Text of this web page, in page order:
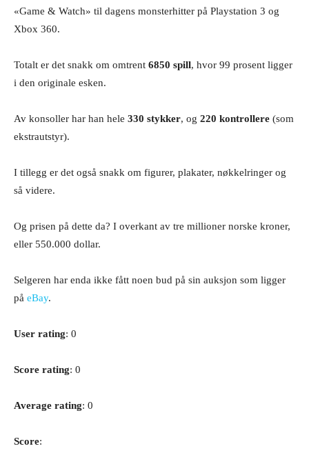
«Game & Watch» til dagens monsterhitter på Playstation 3 og
Xbox 360.
Totalt er det snakk om omtrent 6850 spill, hvor 99 prosent ligger
i den originale esken.
Av konsoller har han hele 330 stykker, og 220 kontrollere (som
ekstrautstyr).
I tillegg er det også snakk om figurer, plakater, nøkkelringer og
så videre.
Og prisen på dette da? I overkant av tre millioner norske kroner,
eller 550.000 dollar.
Selgeren har enda ikke fått noen bud på sin auksjon som ligger
på eBay.
User rating: 0
Score rating: 0
Average rating: 0
Score: